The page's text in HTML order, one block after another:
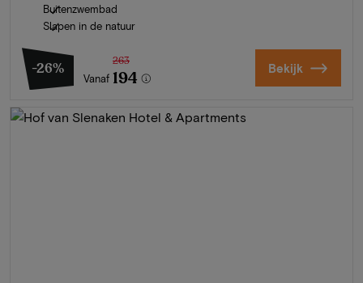
Buitenzwembad
Slapen in de natuur
-26%
Vanaf
263
194 Bekijk